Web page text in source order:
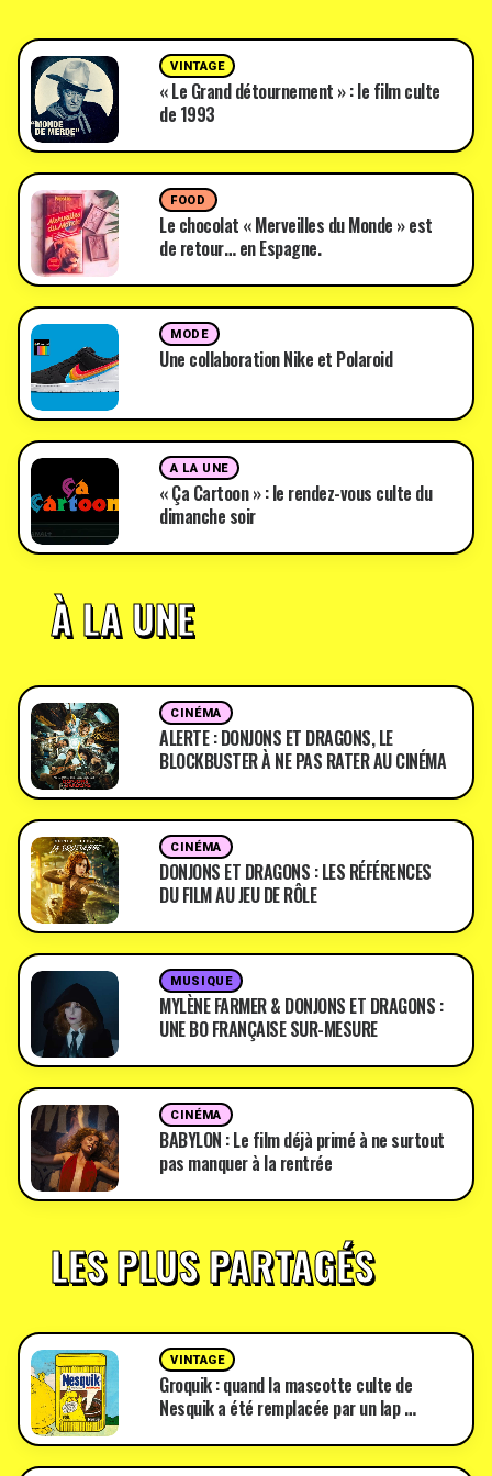
VINTAGE
« Le Grand détournement » : le film culte
de 1993
FOOD
Le chocolat « Merveilles du Monde » est
de retour… en Espagne.
MODE
Une collaboration Nike et Polaroid
A LA UNE
« Ça Cartoon » : le rendez-vous culte du
dimanche soir
À LA UNE
CINÉMA
ALERTE : DONJONS ET DRAGONS, LE
BLOCKBUSTER À NE PAS RATER AU CINÉMA
CINÉMA
DONJONS ET DRAGONS : LES RÉFÉRENCES
DU FILM AU JEU DE RÔLE
MUSIQUE
MYLÈNE FARMER & DONJONS ET DRAGONS :
UNE BO FRANÇAISE SUR-MESURE
CINÉMA
BABYLON : Le film déjà primé à ne surtout
pas manquer à la rentrée
LES PLUS PARTAGÉS
VINTAGE
Groquik : quand la mascotte culte de
Nesquik a été remplacée par un lap …